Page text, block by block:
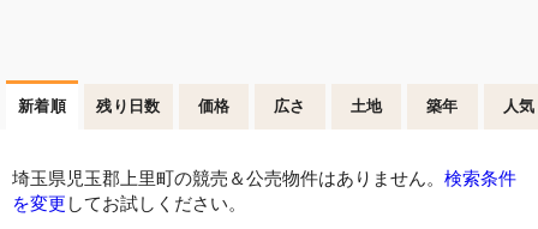
新着順 残り日数 価格 広さ 土地 築年 人気
埼玉県児玉郡上里町の競売＆公売物件はありません。 検索条件
を変更 してお試しください。